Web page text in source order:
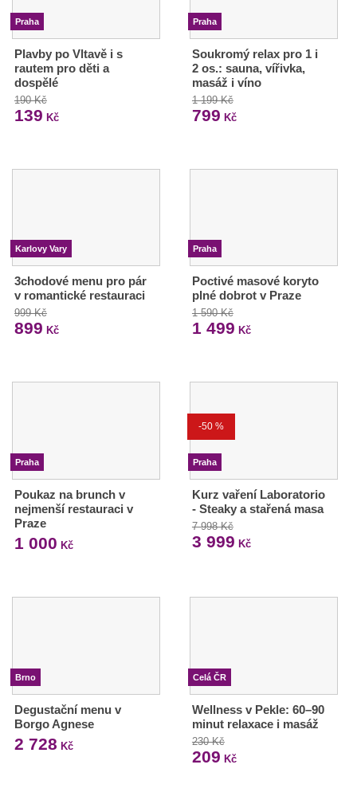
Praha
Plavby po Vltavě i s
rautem pro děti a
dospělé
190 Kč
139 Kč
Praha
Soukromý relax pro 1 i
2 os.: sauna, vířivka,
masáž i víno
1 199 Kč
799 Kč
Karlovy Vary
3chodové menu pro pár
v romantické restauraci
999 Kč
899 Kč
Praha
Poctivé masové koryto
plné dobrot v Praze
1 590 Kč
1 499 Kč
Praha
Poukaz na brunch v
nejmenší restauraci v
Praze
1 000 Kč
-50 %
Praha
Kurz vaření Laboratorio
- Steaky a stařená masa
7 998 Kč
3 999 Kč
Brno
Degustační menu v
Borgo Agnese
2 728 Kč
Celá ČR
Wellness v Pekle: 60–90
minut relaxace i masáž
230 Kč
209 Kč